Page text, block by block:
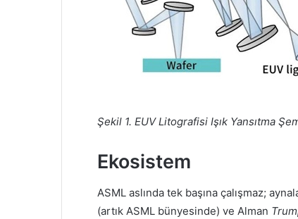
Şekil 1. EUV Litografisi Işık Yansıtma
Ekosistem
ASML aslında tek başına çalışmaz;
(artık ASML bünyesinde) ve Alman